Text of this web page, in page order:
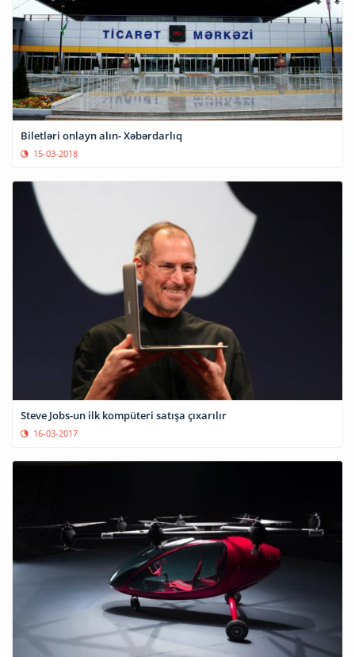
Biletləri onlayn alın- Xəbərdarlıq
15-03-2018
Steve Jobs-un ilk kompüteri satışa çıxarılır
16-03-2017